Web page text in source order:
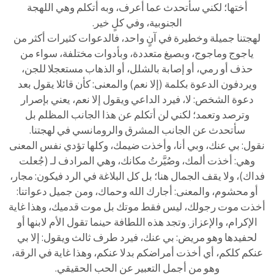
أختها؛ لكني سأتحدث عما أعرف، وبه أتكلم وهي اللهجة
الجنوبية، وفي كلٍ خير.
لهجتنا جميلة وخطيرة في آنٍ واحد، فالدعوات كثيرات أكثر من
ياجوج وماجوج، وبصيغ متعددة، وبأدوات مختلفة، سواء من
حذف أو رمي، أو إصابة بالشلل، أو الذهاب مستعجلا للجن،
ويردفون الدعوة بكلمة (إلا نعم) والمعنى: كأن قائلا يقول بعد
دعوة الشخص: لا، فيرد الداعي ويقول إلا نعم، يعني بإصرار
وترصد وتعمد؛ لكني لن أتكلم عن هذا الجانب المظلم بل
سأتحدث عن الجانب المشرق والرومانسي في لهجتنا.
نقول: بي عنك، وبي أنا، وأخذت ضيمك، وكلها تؤدي نفس المعنى
وهي: أخذت ألمك، وصُيَّرتُ مكانك، وهي المرادف لـ (جُعلت
فداك)، ولا يقف الجمال هنا؛ بل كل البلاغة في الرد فيكون: مجار،
أو محشوم، والمعنى: أجارك الله وحماك، ومن جميل دعواتنا:
أخذت موت رجولك، ليس فقط موتك بل موت قدميك، وهذا غاية
الإكرام، والإعزاز. وتجد هذه اللطافة حينما تقول الأم لابنها أو
لحفيدها وهو مريض: بي عنك، فيرد طرف ثالث ويقول: إلا بي
عنكم كلكم، أي أخذت أمراضكم بدلا عنكم، وهذا غاية في الرقة،
وهو من أجمل التعبير عن الحب الحقيقي.